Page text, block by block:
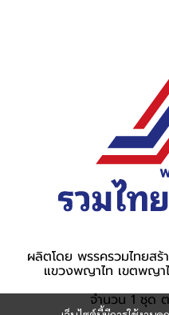
ผลิตโดย พรรครวมไทยส
แขวงพญาไท เขตพญา
จำนวน 1 ชุด